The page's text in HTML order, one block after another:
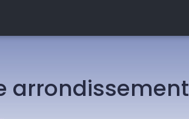
arrondissement